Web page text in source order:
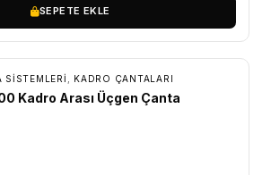
SEPETE EKLE
SISTEMLERI KADRO ÇANTALARI
Kadro Arası Üçgen Çanta